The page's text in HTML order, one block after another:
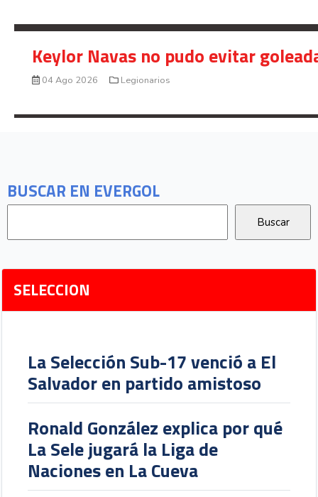
BUSCAR EN EVERGOL
SELECCION
La Selección Sub-17 venció a El
Salvador en partido amistoso
Ronald González explica por qué
La Sele jugará la Liga de
Naciones en La Cueva
Keylor Navas no pudo evitar
04 Ago 2026 Legionarios